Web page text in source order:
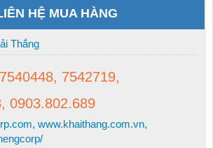
HỆ MUA HÀNG
Thắng
7542719,
0903.802.689
www.khaithang.com.vn,